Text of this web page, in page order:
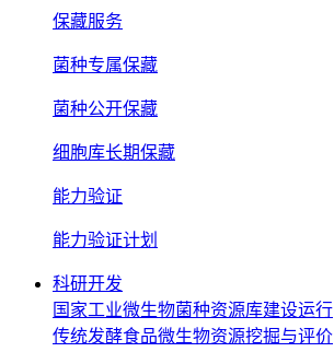
保藏服务
菌种专属保藏
菌种公开保藏
细胞库长期保藏
能力验证
能力验证计划
科研开发
国家工业微生物菌种资源库建设运行
传统发酵食品微生物资源挖掘与评价